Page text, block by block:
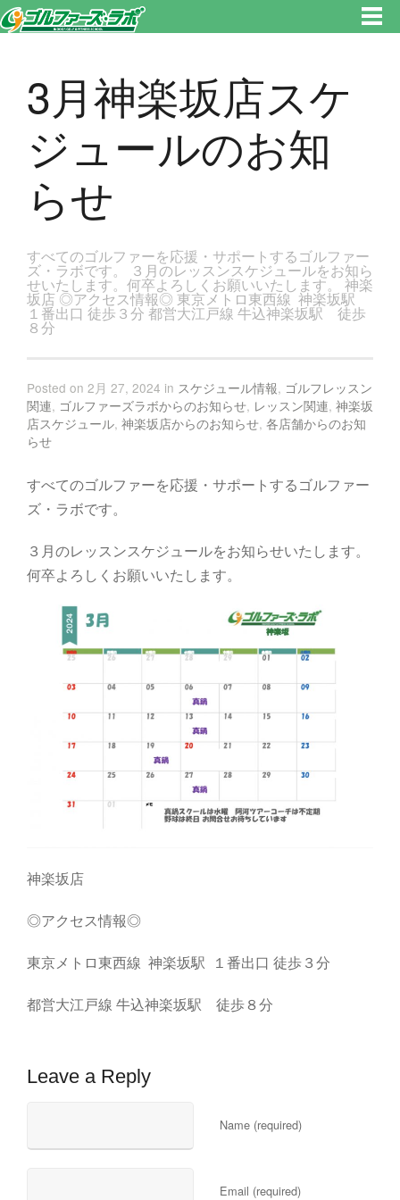
若松河田で気軽にゴルフレッスン！
3月神楽坂店スケ
ジュールのお知
らせ
すべてのゴルファーを応援・サポートするゴルファー
ズ・ラボです。 ３月のレッスンスケジュールをお知ら
せいたします。何卒よろしくお願いいたします。 神楽
坂店 ◎アクセス情報◎ 東京メトロ東西線 神楽坂駅
１番出口 徒歩３分 都営大江戸線 牛込神楽坂駅 徒歩
８分
Posted on 2月 27, 2024 in スケジュール情報, ゴルフレッスン
関連, ゴルファーズラボからのお知らせ, レッスン関連, 神楽坂
店スケジュール, 神楽坂店からのお知らせ, 各店舗からのお知
らせ
すべてのゴルファーを応援・サポートするゴルファー
ズ・ラボです。
３月のレッスンスケジュールをお知らせいたします。
何卒よろしくお願いいたします。
神楽坂店
◎アクセス情報◎
東京メトロ東西線 神楽坂駅 １番出口 徒歩３分
都営大江戸線 牛込神楽坂駅 徒歩８分
Leave a Reply
Name (required)
Email (required)